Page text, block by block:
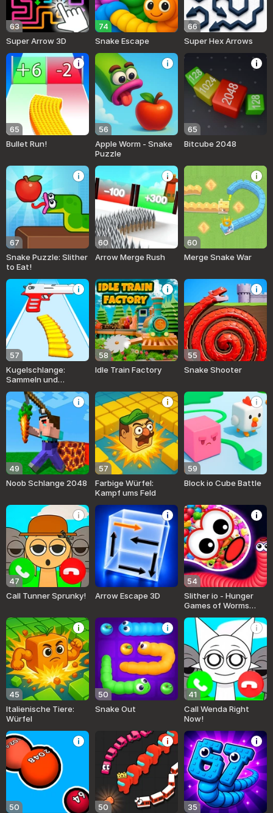
63
Super Arrow 3D
74
Snake Escape
66
Super Hex Arrows
65
Bullet Run!
56
Apple Worm - Snake
Puzzle
65
Bitcube 2048
67
Snake Puzzle: Slither
to Eat!
60
Arrow Merge Rush
60
Merge Snake War
57
Kugelschlange:
Sammeln und
58
Idle Train Factory
55
Snake Shooter
49
Noob Schlange 2048
57
Farbige Würfel:
Kampf ums Feld
59
Block io Cube Battle
47
Call Tunner Sprunky!
Arrow Escape 3D
54
Slither io - Hunger
Games of Worms
45
Italienische Tiere:
Würfel
50
Snake Out
41
Call Wenda Right
Now!
50
50
35